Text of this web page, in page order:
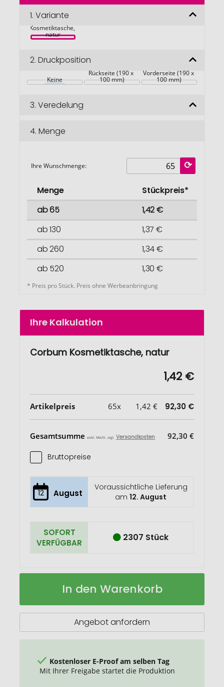
Bildgalerie
springen
1. Variante
Kosmetiktasche,
natur
2. Druckposition
Keine
Rückseite (190 x
100 mm)
Vorderseite (190 x
100 mm)
3. Veredelung
4. Menge
Ihre Wunschmenge:
Menge
Stückpreis*
ab 65
1,42 €
ab 130
1,37 €
ab 260
1,34 €
ab 520
1,30 €
* Preis pro Stück. Preis ohne Werbeanbringung
Ihre Kalkulation
Corbum Kosmetiktasche, natur
1,42 €
Artikelpreis 65x 1,42 € 92,30 €
Gesamtsumme exkl. MwSt. zzgl. Versandkosten 92,30 €
Bruttopreise
12 August
Voraussichtliche Lieferung
am12. August
SOFORT
VERFÜGBAR
2307 Stück
Corbum
Kosmetiktasche
Auf
In den Warenkorb
Angebot anfordern
Kostenloser E-Proof am selben Tag
Mit Ihrer Freigabe startet die Produktion